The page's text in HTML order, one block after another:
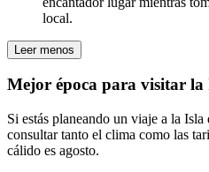
local.
Leer menos
Mejor época para visitar
Si estás planeando un viaje a la
consultar tanto el clima como las
cálido es agosto.